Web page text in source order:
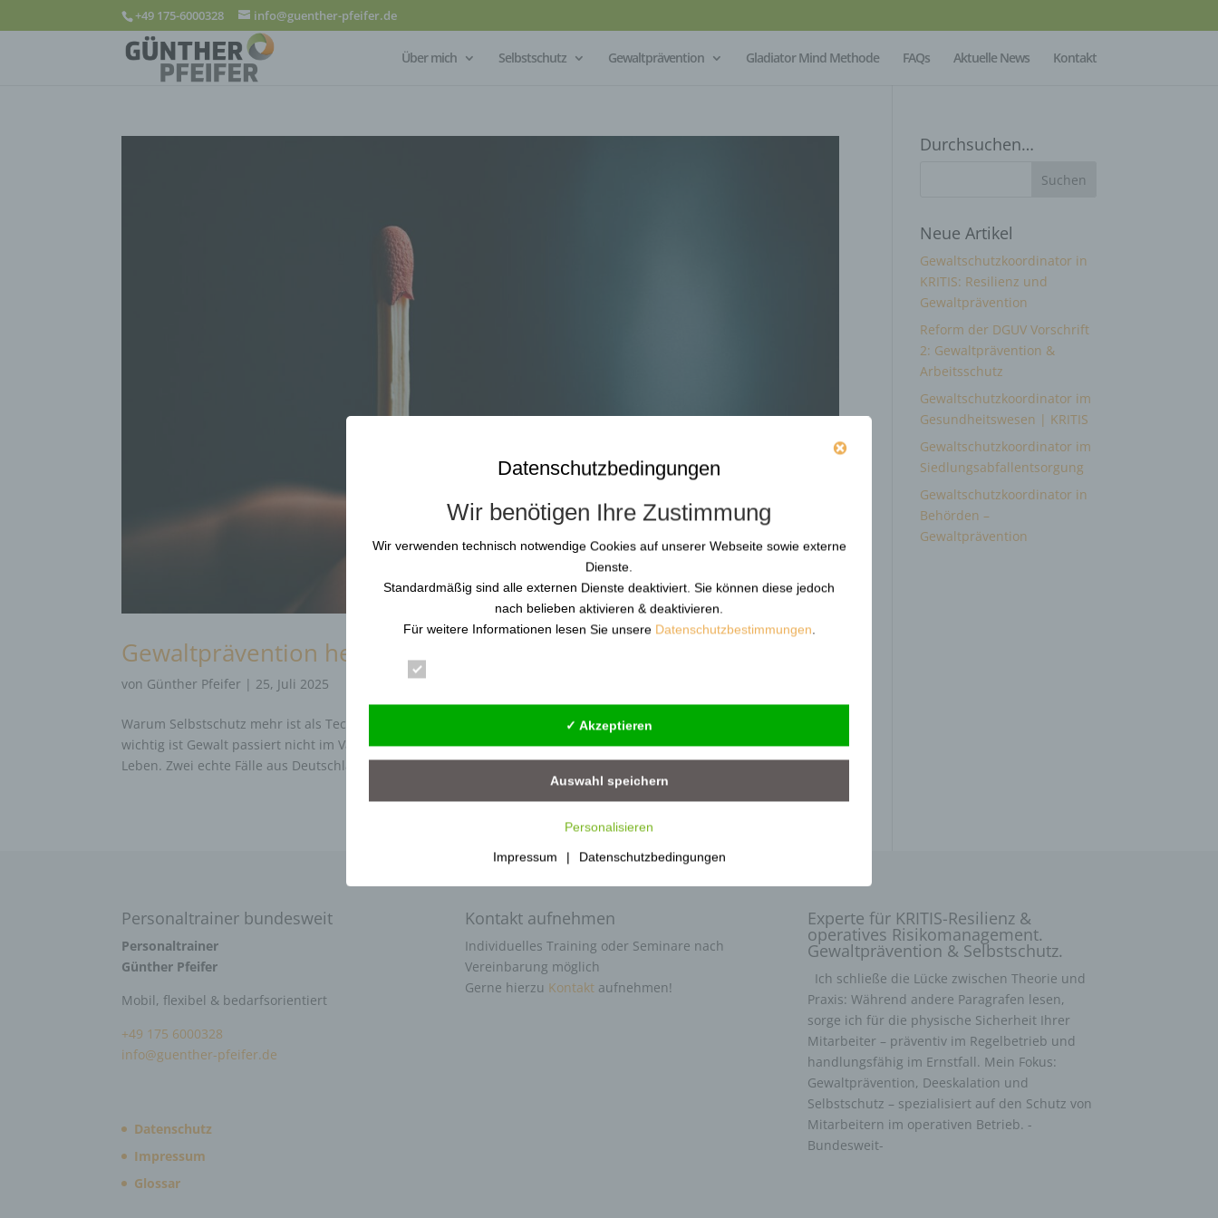
+49 175-6000328 info@guenther-pfeifer.de
Über mich Selbstschutz Gewaltprävention Gladiator Mind Methode FAQs Aktuelle News Kontakt
Gewaltprävention heißt Verantwortung – Selbstschutz verstehen
von Günther Pfeifer | 25, Juli 2025
Warum Selbstschutz mehr ist als Technik – und Nicht-Handeln eine Entscheidung ist Einleitung: Warum dieser Text
wichtig ist Gewalt passiert nicht im Vakuum.Sie trifft Menschen – oft plötzlich, oft ohne Schuld. Und sie verändert
Leben. Zwei echte Fälle aus Deutschland...
Durchsuchen…
Neue Artikel
Gewaltschutzkoordinator in
KRITIS: Resilienz und
Gewaltprävention
Reform der DGUV Vorschrift
2: Gewaltprävention &
Arbeitsschutz
Gewaltschutzkoordinator im
Gesundheitswesen | KRITIS
Gewaltschutzkoordinator im
Siedlungsabfallentsorgung
Gewaltschutzkoordinator in
Behörden –
Gewaltprävention
Personaltrainer bundesweit
Personaltrainer
Günther Pfeifer
Mobil, flexibel & bedarfsorientiert
+49 175 6000328
info@guenther-pfeifer.de
Datenschutz
Impressum
Glossar
Kontakt aufnehmen
Individuelles Training oder Seminare nach
Vereinbarung möglich
Gerne hierzu Kontaktaufnehmen!
Experte für KRITIS-Resilienz &
operatives Risikomanagement.
Gewaltprävention & Selbstschutz.
Ich schließe die Lücke zwischen Theorie und
Praxis: Während andere Paragrafen lesen,
sorge ich für die physische Sicherheit Ihrer
Mitarbeiter – präventiv im Regelbetrieb und
handlungsfähig im Ernstfall. Mein Fokus:
Gewaltprävention, Deeskalation und
Selbstschutz – spezialisiert auf den Schutz von
Mitarbeitern im operativen Betrieb. -
Bundesweit-
Datenschutzbedingungen
Wir benötigen Ihre Zustimmung
Wir verwenden technisch notwendige Cookies auf unserer Webseite sowie externe
Dienste.
Standardmäßig sind alle externen Dienste deaktiviert. Sie können diese jedoch
nach belieben aktivieren & deaktivieren.
Für weitere Informationen lesen Sie unsere Datenschutzbestimmungen
✓ Akzeptieren
Auswahl speichern
Personalisieren
Impressum | Datenschutzbedingungen